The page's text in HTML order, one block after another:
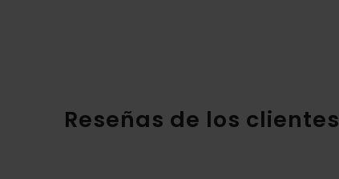
Reseñas de los clientes